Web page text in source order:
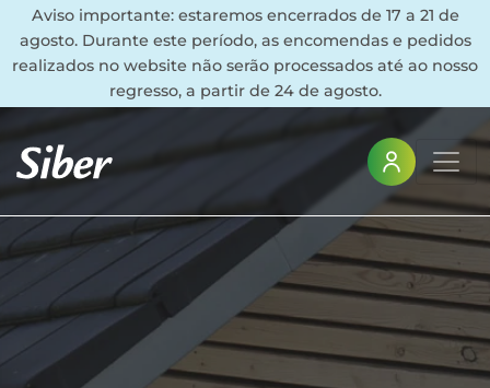
Aviso importante: estaremos encerrados de 17 a 21 de
agosto. Durante este período, as encomendas e pedidos
realizados no website não serão processados até ao nosso
regresso, a partir de 24 de agosto.